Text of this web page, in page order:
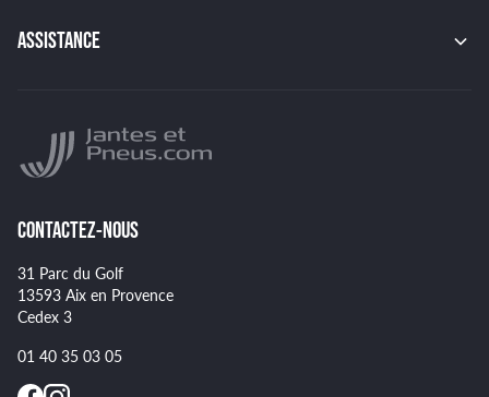
BBS
PIRELLI
HANKOOK
GOODYEAR
ASSISTANCE
Montage et démontage de vos pneus
Spécificités pour certains pneus
CONTACTEZ-NOUS
31 Parc du Golf
13593 Aix en Provence
Cedex 3
01 40 35 03 05